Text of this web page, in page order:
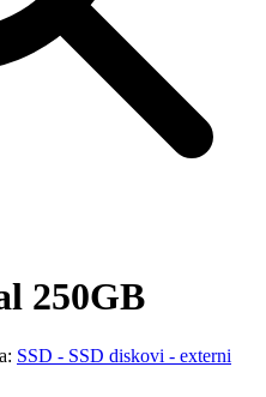
250GB
SSD - SSD diskovi - externi